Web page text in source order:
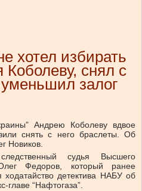
хотел избирать
Коболеву, снял с
залог
Андрею Коболеву вдвое
снять с него браслеты. Об
Новиков.
судья Высшего
Федоров, который ранее
ходатайство детектива НАБУ об
главе “Нафтогаза”.